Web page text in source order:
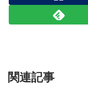
関連記事